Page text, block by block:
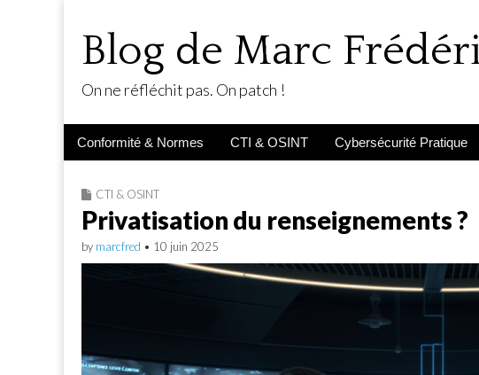
Blog de Marc
On ne réfléchit pas. On patch !
Main
Skip
Conformité & Normes CTI & OSINT Cybersécurité Pratique
CTI & OSINT
Privatisation du renseignements ?
by marcfred • 10 juin 2025